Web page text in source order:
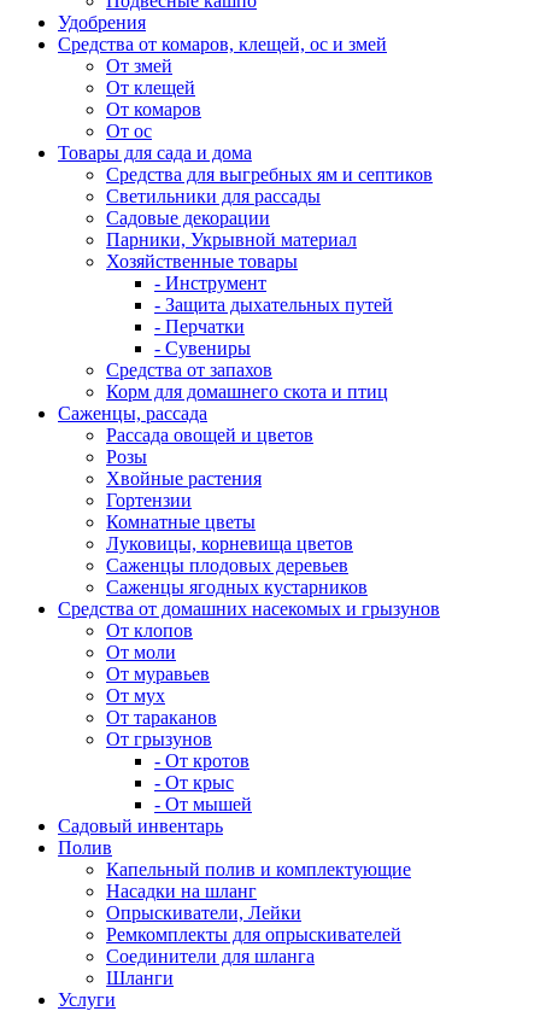
Удобрения
Средства от комаров, клещей, ос и змей
От змей
От клещей
От комаров
От ос
Товары для сада и дома
Средства для выгребных ям и септиков
Светильники для рассады
Садовые декорации
Парники, Укрывной материал
Хозяйственные товары
- Инструмент
- Защита дыхательных путей
- Перчатки
- Сувениры
Средства от запахов
Корм для домашнего скота и птиц
Саженцы, рассада
Рассада овощей и цветов
Розы
Хвойные растения
Гортензии
Комнатные цветы
Луковицы, корневища цветов
Саженцы плодовых деревьев
Саженцы ягодных кустарников
Средства от домашних насекомых и грызунов
От клопов
От моли
От муравьев
От мух
От тараканов
От грызунов
- От кротов
- От крыс
- От мышей
Садовый инвентарь
Полив
Капельный полив и комплектующие
Насадки на шланг
Опрыскиватели, Лейки
Ремкомплекты для опрыскивателей
Соединители для шланга
Шланги
Услуги